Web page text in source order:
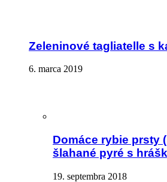
Zeleninové tagliatelle s
6. marca 2019
Domáce rybie prsty
šlahané pyré s
19. septembra 2018